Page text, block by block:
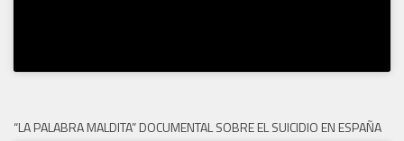
“LA PALABRA MALDITA” DOCUMENTAL SOBRE EL SUICIDIO EN ESPAÑA